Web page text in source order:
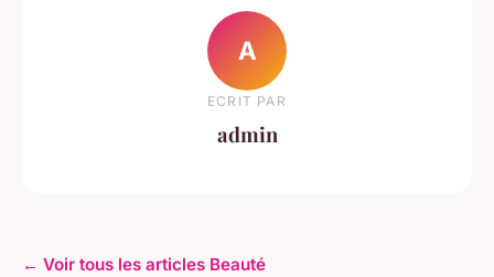
A
ECRIT PAR
admin
← Voir tous les articles Beauté